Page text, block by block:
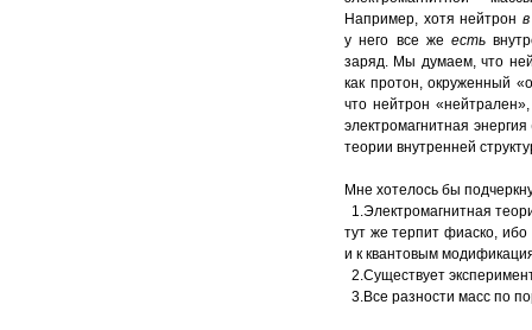
Например, хотя нейтрон
у него все же есть
заряд. Мы думаем, что
как протон, окруженный
что нейтрон
электромагнитная
теории внутренней
Мне хотелось бы
1.Электромагнитная
тут же терпит фиаско,
и к квантовым
2.Существует
3.Все разности масс по